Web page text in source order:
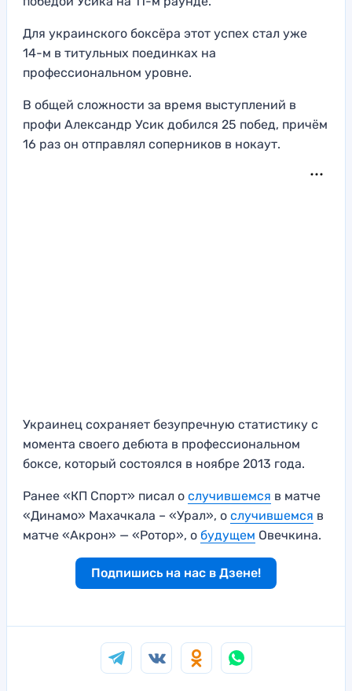
Для украинского боксёра этот успех стал уже
14-м в титульных поединках на
профессиональном уровне.
В общей сложности за время выступлений в
профи Александр Усик добился 25 побед, причём
16 раз он отправлял соперников в нокаут.
Украинец сохраняет безупречную статистику с
момента своего дебюта в профессиональном
боксе, который состоялся в ноябре 2013 года.
Ранее «КП Спорт» писал о случившемся в матче
«Динамо» Махачкала – «Урал», о случившемся в
матче «Акрон» — «Ротор», о будущем Овечкина.
Подпишись на нас в Дзене!